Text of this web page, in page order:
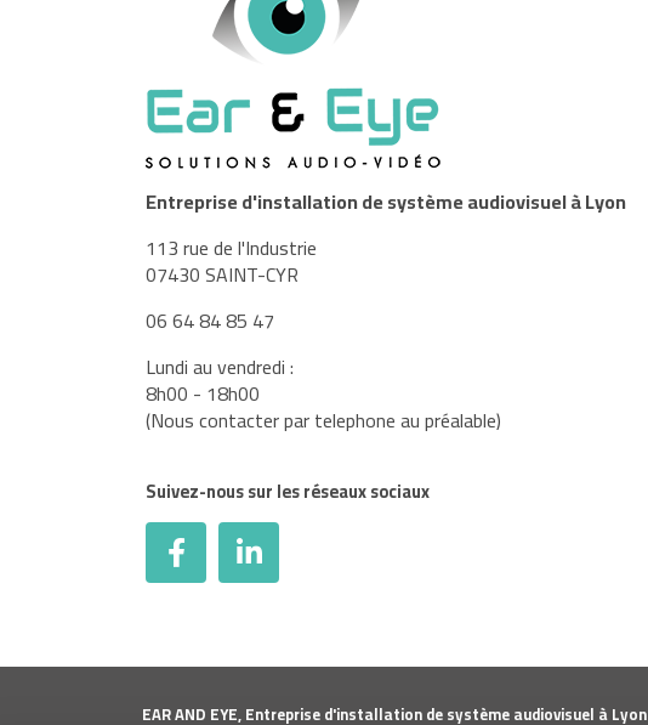
Entreprise d'installation de système audiovisuel à Lyon
113 rue de l'Industrie
07430 SAINT-CYR
06 64 84 85 47
Lundi au vendredi :
8h00 - 18h00
(Nous contacter par telephone au préalable)
Suivez-nous sur les réseaux sociaux
EAR AND EYE, Entreprise d'installation de système audiovisuel à Lyon